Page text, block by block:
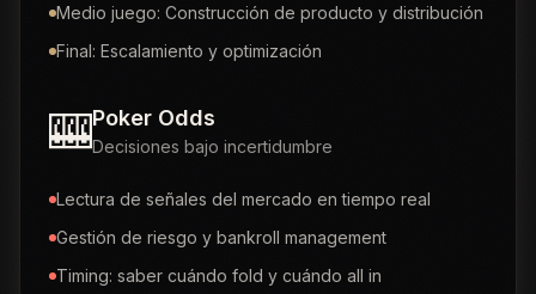
Medio juego: Construcción de producto y distribución
Final: Escalamiento y optimización
🎰Poker Odds
Decisiones bajo incertidumbre
Lectura de señales del mercado en tiempo real
Gestión de riesgo y bankroll management
Timing: saber cuándo fold y cuándo all in